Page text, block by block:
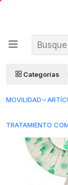
Categorías
MOVILIDAD
TRATAMIENTO
SANTIAGO:
REGIONES 48–72
Movilidad